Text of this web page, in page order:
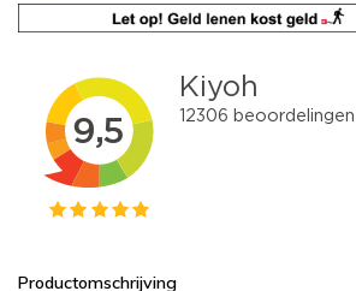
Productomschrijving